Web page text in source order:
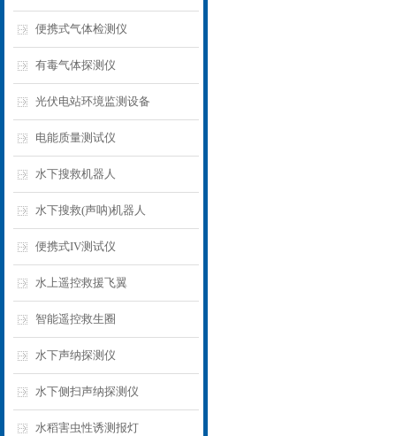
便携式气体检测仪
有毒气体探测仪
光伏电站环境监测设备
电能质量测试仪
水下搜救机器人
水下搜救(声呐)机器人
便携式IV测试仪
水上遥控救援飞翼
智能遥控救生圈
水下声纳探测仪
水下侧扫声纳探测仪
水稻害虫性诱测报灯